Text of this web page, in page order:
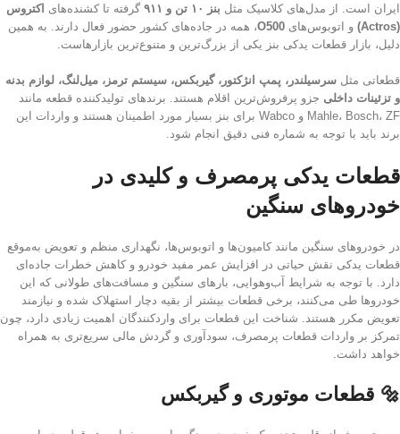
ایران است. از مدل‌های کلاسیک مثل بنز ۱۰ تن و ۹۱۱ گرفته تا کشنده‌های اکتروس
(Actros)
و اتوبوس‌های O500، همه در جاده‌های کشور حضور فعال دارند. به همین
دلیل، بازار قطعات یدکی بنز یکی از بزرگ‌ترین و متنوع‌ترین بازارهاست.
قطعاتی مثل سرسیلندر، پمپ انژکتور، گیربکس، سیستم ترمز، میل‌لنگ، لوازم بدنه
و تزئینات داخلی جزو پرفروش‌ترین اقلام هستند. برندهای تولیدکننده قطعه مانند
Mahle، Bosch، ZF و Wabco برای بنز بسیار مورد اطمینان هستند و واردات این
برند باید با توجه به شماره فنی دقیق انجام شود.
قطعات یدکی پرمصرف و کلیدی در
خودروهای سنگین
در خودروهای سنگین مانند کامیون‌ها و اتوبوس‌ها، نگهداری منظم و تعویض به‌موقع
قطعات یدکی نقش حیاتی در افزایش عمر مفید خودرو و کاهش خطرات جاده‌ای
دارد. با توجه به شرایط آب‌وهوایی، بارهای سنگین و مسافت‌های طولانی که این
خودروها طی می‌کنند، برخی قطعات بیشتر از بقیه دچار استهلاک شده و نیازمند
تعویض مکرر هستند. شناخت این قطعات برای واردکنندگان اهمیت زیادی دارد، چون
تمرکز بر واردات قطعات پرمصرف، سودآوری و گردش مالی سریع‌تری به همراه
خواهد داشت.
🔩 قطعات موتوری و گیربکس